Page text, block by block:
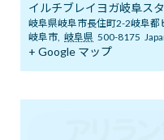
ブログ
体
イルチブレイヨガ岐阜ス
岐阜県岐阜市長住町2-2岐阜都
岐阜市, 岐阜県 500-8175
+ Google マップ